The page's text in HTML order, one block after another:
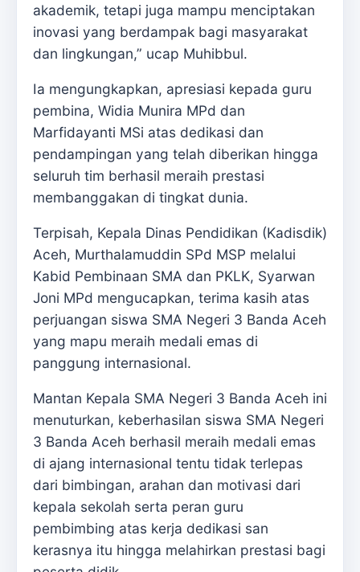
akademik, tetapi juga mampu menciptakan
inovasi yang berdampak bagi masyarakat
dan lingkungan,” ucap Muhibbul.
Ia mengungkapkan, apresiasi kepada guru
pembina, Widia Munira MPd dan
Marfidayanti MSi atas dedikasi dan
pendampingan yang telah diberikan hingga
seluruh tim berhasil meraih prestasi
membanggakan di tingkat dunia.
Terpisah, Kepala Dinas Pendidikan (Kadisdik)
Aceh, Murthalamuddin SPd MSP melalui
Kabid Pembinaan SMA dan PKLK, Syarwan
Joni MPd mengucapkan, terima kasih atas
perjuangan siswa SMA Negeri 3 Banda Aceh
yang mapu meraih medali emas di
panggung internasional.
Mantan Kepala SMA Negeri 3 Banda Aceh ini
menuturkan, keberhasilan siswa SMA Negeri
3 Banda Aceh berhasil meraih medali emas
di ajang internasional tentu tidak terlepas
dari bimbingan, arahan dan motivasi dari
kepala sekolah serta peran guru
pembimbing atas kerja dedikasi san
kerasnya itu hingga melahirkan prestasi bagi